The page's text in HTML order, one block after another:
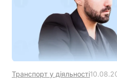
Транспорт у діяльності